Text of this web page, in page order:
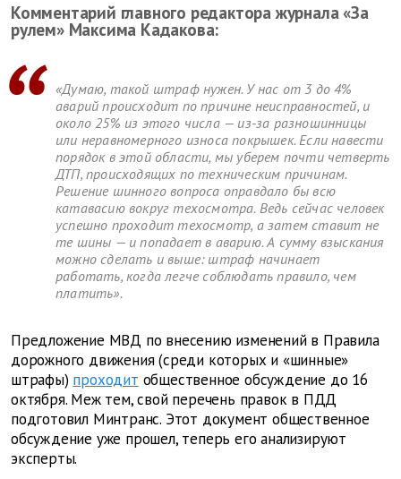
Комментарий главного редактора журнала «За
рулем» Максима Кадакова:
«Думаю, такой штраф нужен. У нас от 3 до 4%
аварий происходит по причине неисправностей, и
около 25% из этого числа — из-за разношинницы
или неравномерного износа покрышек. Если навести
порядок в этой области, мы уберем почти четверть
ДТП, происходящих по техническим причинам.
Решение шинного вопроса оправдало бы всю
катавасию вокруг техосмотра. Ведь сейчас человек
успешно проходит техосмотр, а затем ставит не
те шины — и попадает в аварию. А сумму взыскания
можно сделать и выше: штраф начинает
работать, когда легче соблюдать правило, чем
платить».
Предложение МВД по внесению изменений в Правила
дорожного движения (среди которых и «шинные»
штрафы) проходит общественное обсуждение до 16
октября. Меж тем, свой перечень правок в ПДД
подготовил Минтранс. Этот документ общественное
обсуждение уже прошел, теперь его анализируют
эксперты.